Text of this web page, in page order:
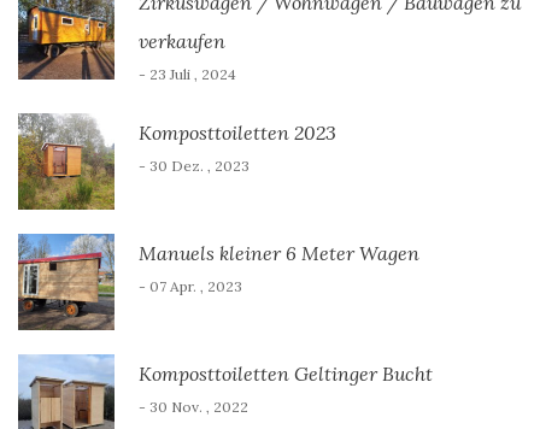
verkaufen
- 23 Juli , 2024
Komposttoiletten 2023
- 30 Dez. , 2023
Manuels kleiner 6 Meter Wagen
- 07 Apr. , 2023
Komposttoiletten Geltinger Bucht
- 30 Nov. , 2022